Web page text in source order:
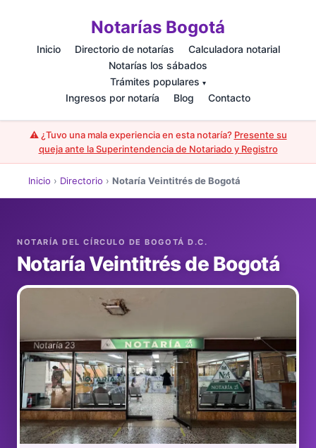
Notarías Bogotá
Inicio Directorio de notarías
Calculadora notarial
Notarías los sábados
Trámites populares ▾
Ingresos por notaría Blog Contacto
⚠️ ¿Tuvo una mala experiencia en esta notaría? Presente su
queja ante la Superintendencia de Notariado y Registro
Inicio › Directorio › Notaría Veintitrés de Bogotá
Notaría Veintitrés de Bogotá